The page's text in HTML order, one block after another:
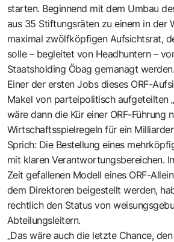
starten. Beginnend mit dem Umbau
aus 35 Stiftungsräten zu einem in der
maximal zwölfköpfigen Aufsichtsrat,
solle – begleitet von Headhuntern –
Staatsholding Öbag gemanagt werden.
Einer der ersten Jobs dieses ORF-
Makel von parteipolitisch aufgeteilten
wäre dann die Kür einer ORF-Führung
Wirtschaftsspielregeln für ein
Sprich: Die Bestellung eines
mit klaren Verantwortungsbereichen.
Zeit gefallenen Modell eines ORF-
dem Direktoren beigestellt werden,
rechtlich den Status von
Abteilungsleitern.
„Das wäre auch die letzte Chance,